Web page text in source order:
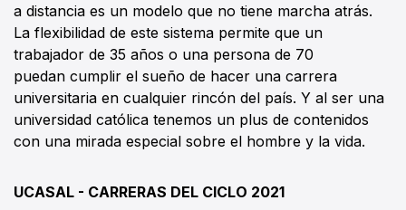
a distancia es un modelo que no tiene marcha atrás.
La flexibilidad de este sistema permite que un
trabajador de 35 años o una persona de 70
puedan cumplir el sueño de hacer una carrera
universitaria en cualquier rincón del país. Y al ser una
universidad católica tenemos un plus de contenidos
con una mirada especial sobre el hombre y la vida.
UCASAL - CARRERAS DEL CICLO 2021